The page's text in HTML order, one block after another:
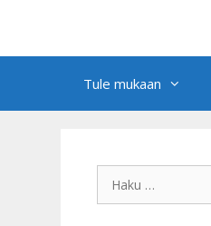
Tule mukaan
Haku: